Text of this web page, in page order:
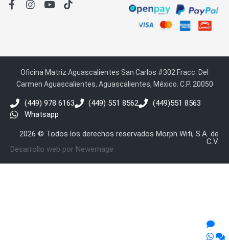
Oficina Matriz Aguascalientes San Carlos #302 Fracc. Del
Carmen Aguascalientes, Aguascalientes, México. C.P. 20050
(449) 978 6163 (449) 551 8562
(449)551 8563
Whatsapp
2026 © Todos los derechos reservados Morph Wifi, S.A. de
C.V.
Desarrollo web por Newemage